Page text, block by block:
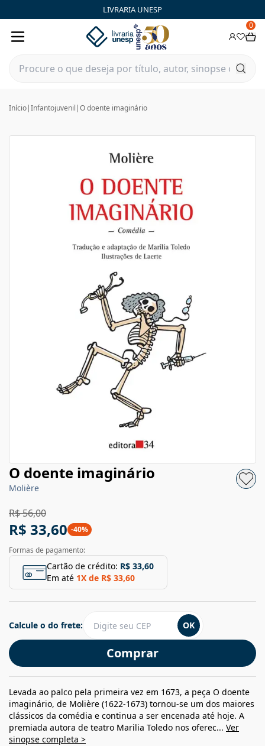
LIVRARIA UNESP
0
Início|Infantojuvenil |O doente imaginário
O doente imaginário
Molière
R$ 56,00
R$ 33,60 -40%
Formas de pagamento:
Cartão de crédito: R$ 33,60
Em até 1X de R$ 33,60
Comprar
Calcule o do frete: OK
Levada ao palco pela primeira vez em 1673, a peça O doente
imaginário, de Molière (1622-1673) tornou-se um dos maiores
clássicos da comédia e continua a ser encenada até hoje. A
premiada autora de teatro Marilia Toledo nos oferec... Ver
sinopse completa >